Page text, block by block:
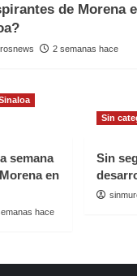
de Morena
2 semanas hace
semana
en
hace
Sin
Sin